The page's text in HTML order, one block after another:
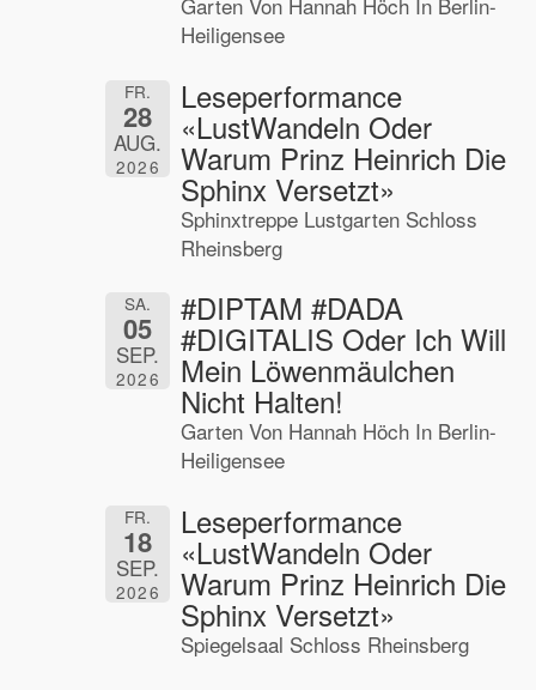
Heiligensee
FR.
28
AUG.
2026
Leseperformance
«LustWandeln Oder
Warum Prinz Heinrich Die
Sphinx Versetzt»
Sphinxtreppe Lustgarten Schloss
Rheinsberg
SA.
05
SEP.
2026
#DIPTAM #DADA
#DIGITALIS Oder Ich Will
Mein Löwenmäulchen
Nicht Halten!
Garten Von Hannah Höch In Berlin-
Heiligensee
FR.
18
SEP.
2026
Leseperformance
«LustWandeln Oder
Warum Prinz Heinrich Die
Sphinx Versetzt»
Spiegelsaal Schloss Rheinsberg